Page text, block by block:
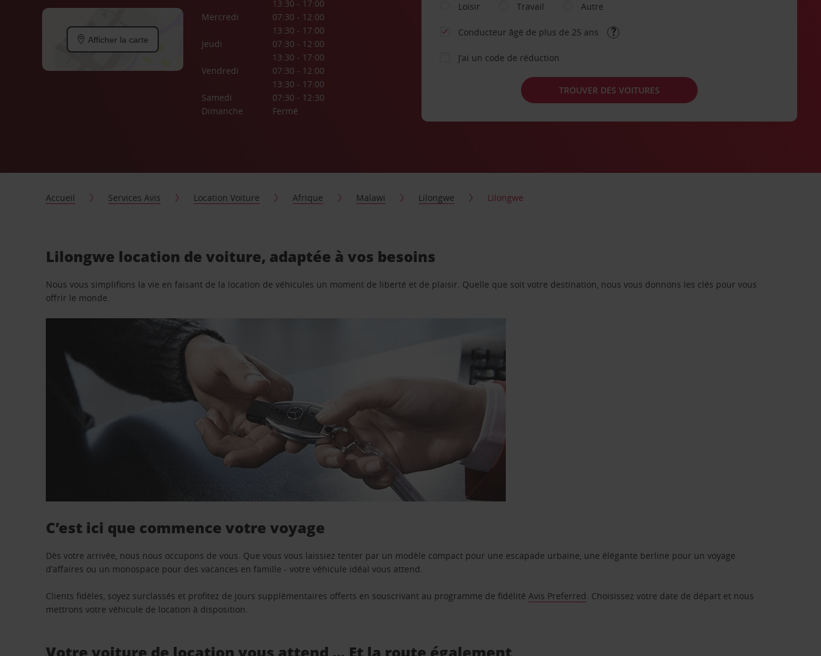
Afficher la carte
13:30 - 17:00
Mercredi
07:30 - 12:00
13:30 - 17:00
Jeudi
07:30 - 12:00
13:30 - 17:00
Vendredi
07:30 - 12:00
13:30 - 17:00
Samedi
07:30 - 12:30
Dimanche
Fermé
Loisir
Travail Autre
Conducteur âgé de plus de 25 ans
J’ai un code de réduction
TROUVER DES VOITURES
Accueil Services Avis Location Voiture Afrique Malawi Lilongwe Lilongwe
Lilongwe location de voiture, adaptée à vos besoins
Nous vous simplifions la vie en faisant de la location de véhicules un moment de liberté et de plaisir. Quelle que soit votre destination, nous vous donnons les clés pour vous
offrir le monde.
C’est ici que commence votre voyage
Dès votre arrivée, nous nous occupons de vous. Que vous vous laissiez tenter par un modèle compact pour une escapade urbaine, une élégante berline pour un voyage
d’affaires ou un monospace pour des vacances en famille - votre véhicule idéal vous attend.
Clients fidèles, soyez surclassés et profitez de jours supplémentaires offerts en souscrivant au programme de fidélitéAvis Preferred. Choisissez votre date de départ et nous
mettrons votre véhicule de location à disposition.